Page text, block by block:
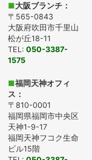
■大阪ブランチ：
〒565-0843
大阪府吹田市千里山
松が丘18-11
TEL:050-3387-
1575
■福岡天神オフィ
ス：
〒810-0001
福岡県福岡市中央区
天神1-9-17
福岡天神フコク生命
ビル15階